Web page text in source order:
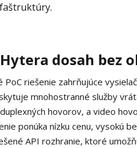
dosah bez
PoC riešenie zahrňujúce
mnohostranné služby
hovorov, a video
ponúka nízku cenu, vysokú
API rozhranie, ktoré